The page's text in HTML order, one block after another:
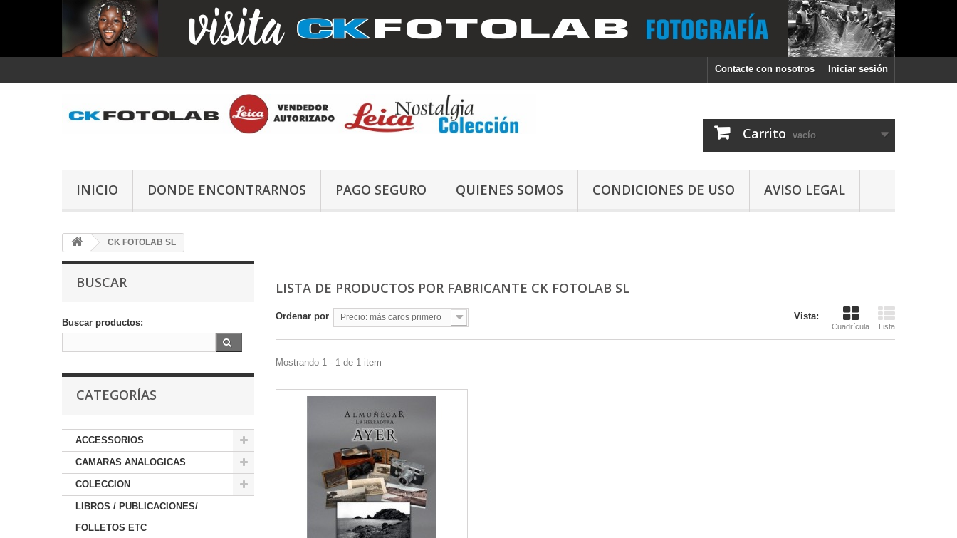
Iniciar sesión
Contacte con nosotros
Carrito vacío
INICIO DONDE ENCONTRARNOS PAGO SEGURO QUIENES SOMOS CONDICIONES DE USO AVISO LEGAL
CK FOTOLAB SL
BUSCAR
Buscar productos:
CATEGORÍAS
ACCESSORIOS
CAMARAS ANALOGICAS
COLECCION
LIBROS / PUBLICACIONES/
FOLLETOS ETC
LISTA DE PRODUCTOS POR FABRICANTE CK FOTOLAB SL
Vista:
Cuadrícula Lista
Ordenar por Precio: más caros primero
Mostrando 1 - 1 de 1 item